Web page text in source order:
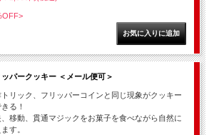
ッパークッキー ＜メール便可＞
リック、フリッパーコインと同じ現象がクッキー
る！
移動、貫通マジックをお菓子を食べながら自然に
す。